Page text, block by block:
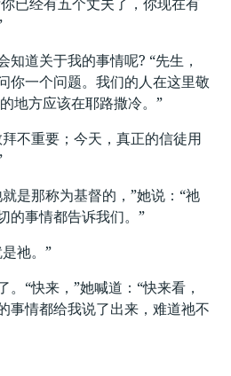
已经有五个丈夫了，你现在有
道关于我的事情呢? “先生，
你一个问题。我们的人在这里敬
地方应该在耶路撒冷。”
不重要；今天，真正的信徒用
是那称为基督的，”她说：“祂
的事情都告诉我们。”
祂。”
“快来，”她喊道：“快来看，
事情都给我说了出来，难道祂不